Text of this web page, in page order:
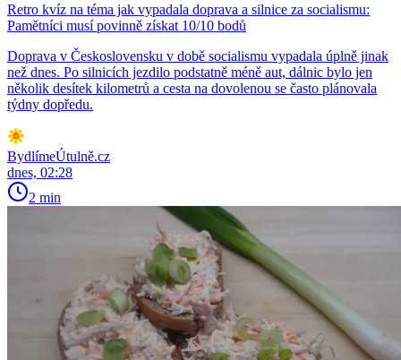
Retro kvíz na téma jak vypadala doprava a silnice za socialismu:
Pamětníci musí povinně získat 10/10 bodů
Doprava v Československu v době socialismu vypadala úplně jinak
než dnes. Po silnicích jezdilo podstatně méně aut, dálnic bylo jen
několik desítek kilometrů a cesta na dovolenou se často plánovala
týdny dopředu.
BydlímeÚtulně.cz
dnes, 02:28
2 min